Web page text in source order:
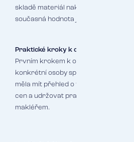
skladě materiál nakoupený před
současná hodnota je dvojnásobná.
Praktické kroky k ochraně
Prvním krokem k ochraně před
konkrétní osoby správou pojistného
měla mít přehled o všech aktivech
cen a udržovat pravidelný kontakt s
makléřem.